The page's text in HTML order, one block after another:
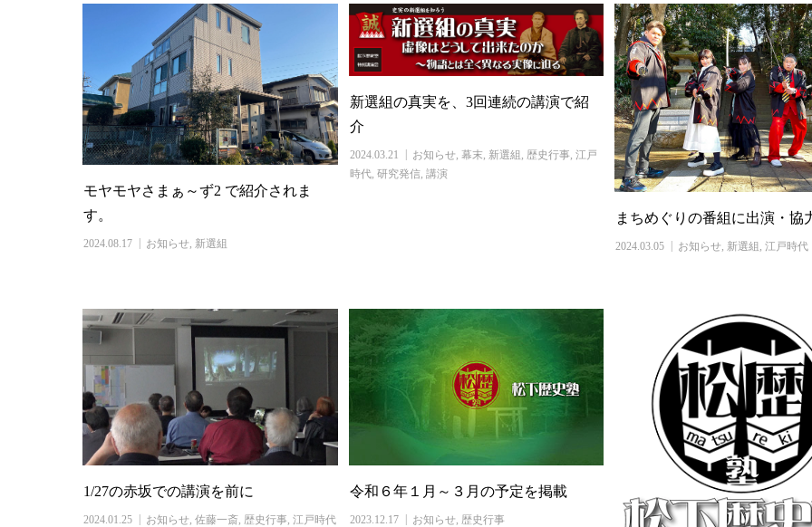
モヤモヤさまぁ～ず2 で紹介されま
す。
2024.08.17 お知らせ, 新選組
新選組の真実を、3回連続の講演で紹
介
2024.03.21 お知らせ, 幕末, 新選組 , 歴史行事, 江戸
時代, 研究発信, 講演
まちめぐりの番組に出演・協
2024.03.05 お知らせ, 新選組 , 江戸時代
1/27の赤坂での講演を前に
2024.01.25 お知らせ, 佐藤一斎, 歴史行事, 江戸時代
令和６年１月～３月の予定を掲載
2023.12.17 お知らせ 歴史行事